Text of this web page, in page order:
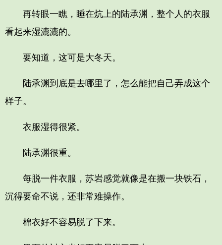
再转眼一瞧，睡在炕上的陆承渊，整个人的衣服
看起来湿漉漉的。
要知道，这可是大冬天。
陆承渊到底是去哪里了，怎么能把自己弄成这个
样子。
衣服湿得很紧。
陆承渊很重。
每脱一件衣服，苏岩感觉就像是在搬一块铁石，
沉得要命不说，还非常难操作。
棉衣好不容易脱了下来。